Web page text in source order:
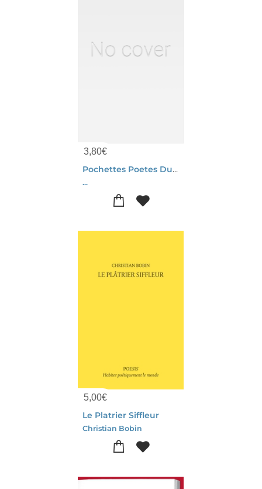
3,80€
Pochettes Poetes Du Monde
...
5,00€
Le Platrier Siffleur
Christian Bobin